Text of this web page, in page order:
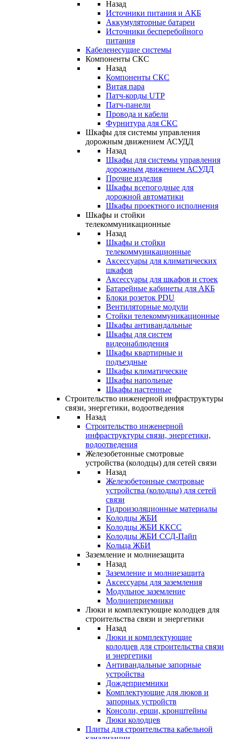
Назад
Источники питания и АКБ
Аккумуляторные батареи
Источники бесперебойного
питания
Кабеленесущие системы
Компоненты СКС
Назад
Компоненты СКС
Витая пара
Патч-корды UTP
Патч-панели
Провода и кабели
Фурнитура для СКС
Шкафы для системы управления
дорожным движением АСУДД
Назад
Шкафы для системы управления
дорожным движением АСУДД
Прочие изделия
Шкафы всепогодные для
дорожной автоматики
Шкафы проектного исполнения
Шкафы и стойки
телекоммуникационные
Назад
Шкафы и стойки
телекоммуникационные
Аксессуары для климатических
шкафов
Аксессуары для шкафов и стоек
Батарейные кабинеты для АКБ
Блоки розеток PDU
Вентиляторные модули
Стойки телекоммуникационные
Шкафы антивандальные
Шкафы для систем
видеонаблюдения
Шкафы квартирные и
подъездные
Шкафы климатические
Шкафы напольные
Шкафы настенные
Строительство инженерной инфраструктуры
связи, энергетики, водоотведения
Назад
Строительство инженерной
инфраструктуры связи, энергетики,
водоотведения
Железобетонные смотровые
устройства (колодцы) для сетей связи
Назад
Железобетонные смотровые
устройства (колодцы) для сетей
связи
Гидроизоляционные материалы
Колодцы ЖБИ
Колодцы ЖБИ ККСС
Колодцы ЖБИ ССД-Пайп
Кольца ЖБИ
Заземление и молниезащита
Назад
Заземление и молниезащита
Аксессуары для заземления
Модульное заземление
Молниеприемники
Люки и комплектующие колодцев для
строительства связи и энергетики
Назад
Люки и комплектующие
колодцев для строительства связи
и энергетики
Антивандальные запорные
устройства
Дождеприемники
Комплектующие для люков и
запорных устройств
Консоли, ерши, кронштейны
Люки колодцев
Плиты для строительства кабельной